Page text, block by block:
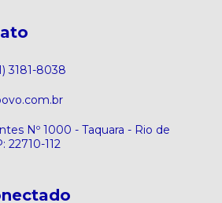
3181-8038
Nº 1000 - Taquara - Rio de
22710-112